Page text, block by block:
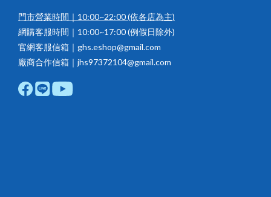
門市營業時間｜10:00~22:00(依各店為主)
網購客服時間｜10:00~17:00 (例假日除外)
官網客服信箱｜ghs.eshop@gmail.com
廠商合作信箱｜jhs97372104@gmail.com